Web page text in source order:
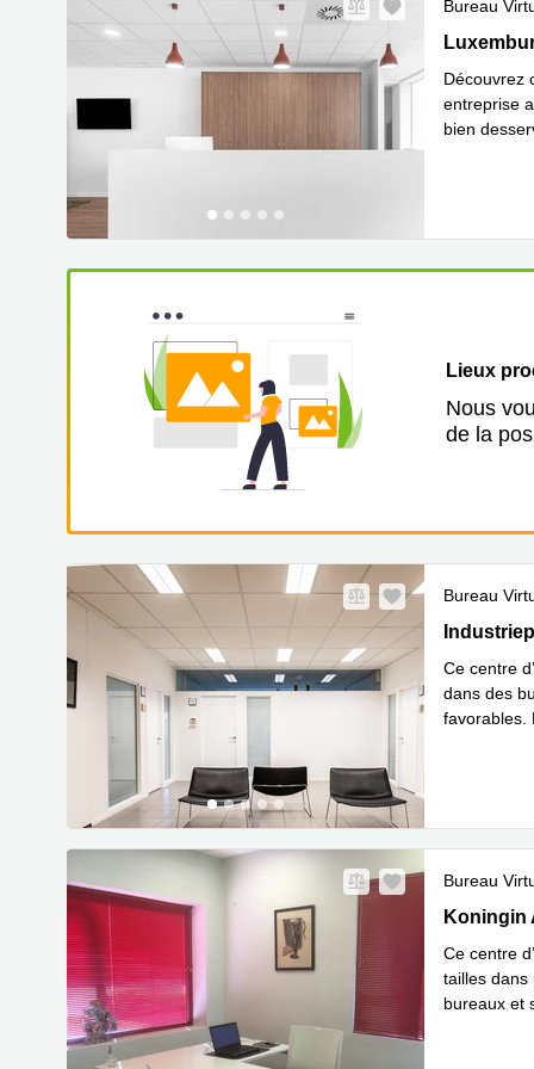
Bureau
Découvrez
entreprise
bien
Lieux
Nous
de la
Bureau
Ce centre
dans des
favorables.
Bureau
Koningin
Koningin
Ce centre
tailles dans
bureaux et